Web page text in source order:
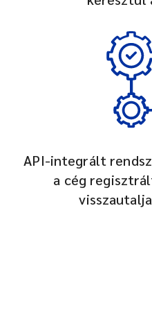
API-integrált
a cég